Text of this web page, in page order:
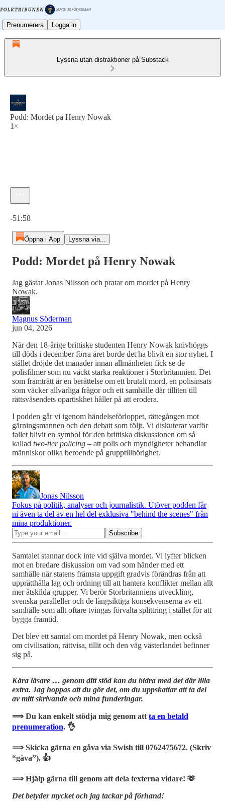
Prenumerera Logga in
Lyssna utan distraktioner på Substack
Podd: Mordet på Henry Nowak
1×
-51:58
Öppna i App Lyssna via...
Podd: Mordet på Henry Nowak
Jag gästar Jonas Nilsson och pratar om mordet på Henry
Nowak.
Magnus Söderman
jun 04, 2026
När den 18-årige brittiske studenten Henry Nowak knivhöggs
till döds i december förra året borde det ha blivit en stor nyhet. I
stället dröjde det månader innan allmänheten fick se de
polisfilmer som nu väckt starka reaktioner i Storbritannien. Det
som framträtt är en berättelse om ett brutalt mord, en polisinsats
som väcker allvarliga frågor och ett samhälle där tilliten till
rättsväsendets opartiskhet håller på att erodera.
I podden går vi igenom händelseförloppet, rättegången mot
gärningsmannen och den debatt som följt. Vi diskuterar varför
fallet blivit en symbol för den brittiska diskussionen om så
kallad two-tier policing – att polis och myndigheter behandlar
människor olika beroende på grupptillhörighet.
Jonas Nilsson
Fokus på politik, analyser och journalistik. Utöver podden får
ni även ta del av en hel del exklusiva "behind the scenes" från
mina produktioner.
Samtalet stannar dock inte vid själva mordet. Vi lyfter blicken
mot en bredare diskussion om vad som händer med ett
samhälle när statens främsta uppgift gradvis förändras från att
upprätthålla lag och ordning till att hantera konflikter mellan allt
mer åtskilda grupper. Vi berör Storbritanniens utveckling,
svenska paralleller och de långsiktiga konsekvenserna av ett
samhälle som allt oftare tvingas förvalta splittring i stället för att
bygga framtid.
Det blev ett samtal om mordet på Henry Nowak, men också
om civilisation, rättvisa, tillit och den väg västerlandet befinner
sig på.
Kära läsare … genom ditt stöd kan du bidra med det där lilla
extra. Jag hoppas att du gör det, om du uppskattar att ta del
av mitt skrivande och mina funderingar.
⟹ Du kan enkelt stödja mig genom att ta en betald
prenumeration. 👌
⟹ Skicka gärna en gåva via Swish till 0762475672. (Skriv
“gåva”). 👍
⟹ Hjälp gärna till genom att dela texterna vidare! 🫶
Det betyder mycket och jag tackar på förhand!